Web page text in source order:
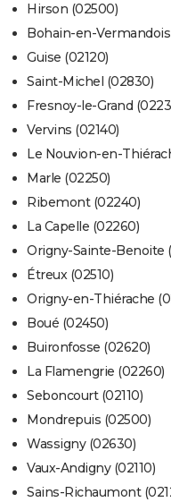
Hirson (02500)
Bohain-en-Vermandois
Guise (02120)
Saint-Michel (02830)
Fresnoy-le-Grand
Vervins (02140)
Le Nouvion-en-
Marle (02250)
Ribemont (02240)
La Capelle (02260)
Origny-Sainte-Benoite
Étreux (02510)
Origny-en-Thiérache
Boué (02450)
Buironfosse (02620)
La Flamengrie (02260)
Seboncourt (02110)
Mondrepuis (02500)
Wassigny (02630)
Vaux-Andigny (02110)
Sains-Richaumont